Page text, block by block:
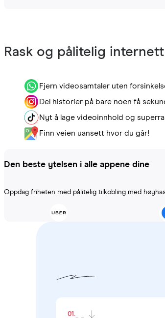
Rask og pålitelig internett
Fjern videosamtaler uten
Del historier på bare noen få
Nyt å lage videoinnhold og
Finn veien uansett hvor du går!
Den beste ytelsen i alle appene dine
Oppdag friheten med pålitelig tilkobling med
01.